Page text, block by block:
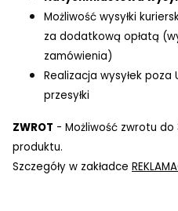
Możliwość wysyłki
za dodatkową opłatą
zamówienia)
Realizacja wysyłek poza
przesyłki
ZWROT - Możliwość zwrotu
produktu.
Szczegóły w zakładce